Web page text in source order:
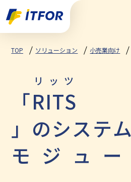
TOP ソリューション 小売業向け
「RITS
リッツ
」のシステ
モジュ